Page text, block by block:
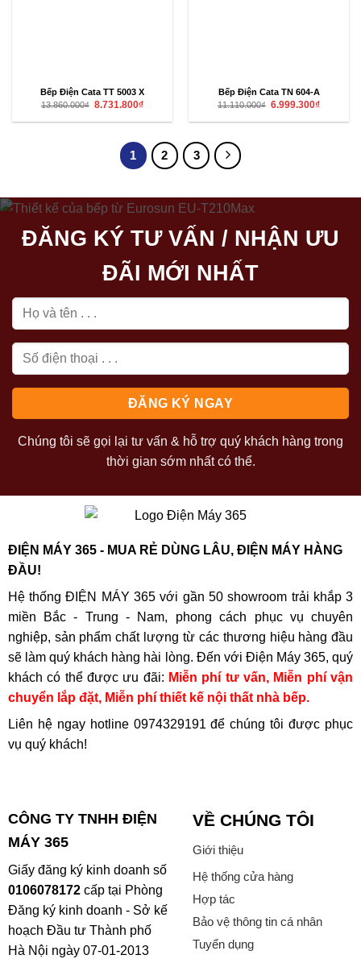
Bếp Điện Cata TT 5003 X
13.860.000₫ Giá
là:
8.731.800₫Giá
tại
Bếp Điện Cata TN 604-A
11.110.000₫ Giá
là:
6.999.300₫Giá
tại
1 2 3
ĐĂNG KÝ TƯ VẤN / NHẬN ƯU
ĐÃI MỚI NHẤT
Chúng tôi sẽ gọi lại tư vấn & hỗ trợ quý khách hàng trong
thời gian sớm nhất có thể.
ĐIỆN MÁY 365 - MUA RẺ DÙNG LÂU, ĐIỆN MÁY HÀNG
ĐẦU!
Hệ thống ĐIỆN MÁY 365 với gần 50 showroom trải khắp 3
miền Bắc - Trung - Nam, phong cách phục vụ chuyên
nghiệp, sản phẩm chất lượng từ các thương hiệu hàng đầu
sẽ làm quý khách hàng hài lòng. Đến với Điện Máy 365, quý
khách có thể được ưu đãi: Miễn phí tư vấn, Miễn phí vận
chuyển lắp đặt, Miễn phí thiết kế nội thất nhà bếp.
Liên hệ ngay hotline 0974329191 để chúng tôi được phục
vụ quý khách!
CÔNG TY TNHH ĐIỆN
MÁY 365
Giấy đăng ký kinh doanh số
0106078172cấp tại Phòng
Đăng ký kinh doanh - Sở kế
hoạch Đầu tư Thành phố
Hà Nội ngày 07-01-2013
VỀ CHÚNG TÔI
Giới thiệu
Hệ thống cửa hàng
Hợp tác
Bảo vệ thông tin cá nhân
Tuyển dụng